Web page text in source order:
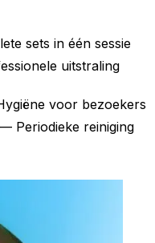
sets in één sessie
uitstraling
voor bezoekers
Periodieke reiniging